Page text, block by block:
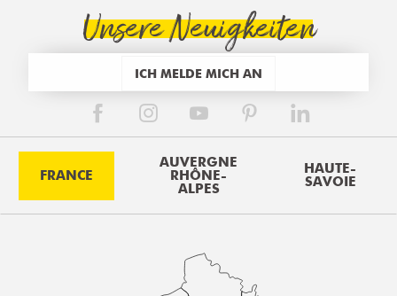
Unsere Neuigkeiten
ICH MELDE MICH AN
FRANCE
AUVERGNE
RHÔNE-
ALPES
HAUTE-
SAVOIE